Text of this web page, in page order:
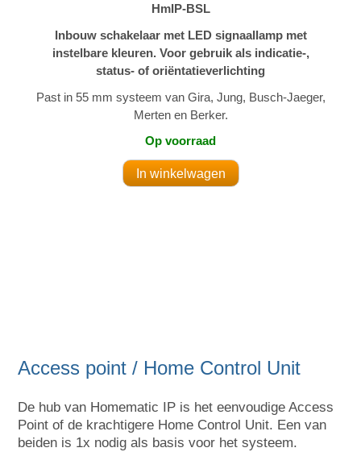
HmIP-BSL
Inbouw schakelaar met LED signaallamp met
instelbare kleuren. Voor gebruik als indicatie-,
status- of oriëntatieverlichting
Past in 55 mm systeem van Gira, Jung, Busch-Jaeger,
Merten en Berker.
Op voorraad
Access point / Home Control Unit
De hub van Homematic IP is het eenvoudige Access
Point of de krachtigere Home Control Unit. Een van
beiden is 1x nodig als basis voor het systeem.